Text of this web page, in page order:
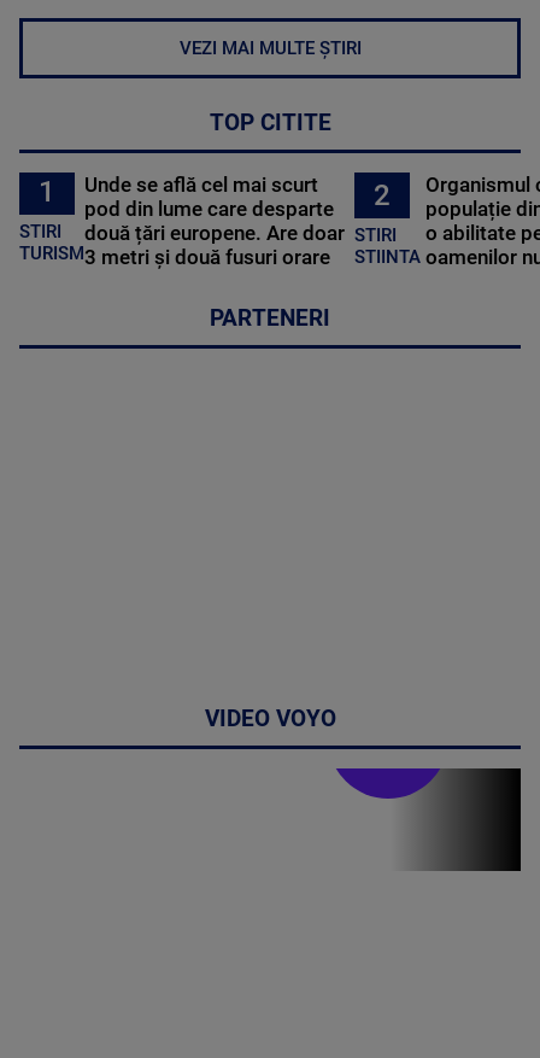
VEZI MAI MULTE ȘTIRI
TOP CITITE
1
STIRI
TURISM
Unde se află cel mai scurt
pod din lume care desparte
două țări europene. Are doar
3 metri și două fusuri orare
2
STIRI
STIINTA
Organismul
populație
o abilitate
oamenilor
PARTENERI
VIDEO VOYO